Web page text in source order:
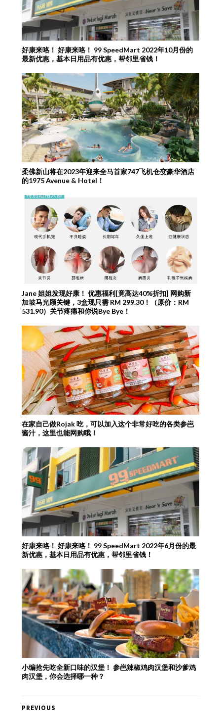
好康来咯！ 好康来咯！ 99 SpeedMart 2022年10月份的
最新优惠，基本日用品有优惠，帮邻里省钱！
柔佛新山将在2023年迎来全马首家747飞机仓变豪华酒店
的1975 Avenue & Hotel！
Jane 姐姐发现好康！ 优惠福利[竟高达40%折扣] 网购新
加坡马光顾关键，3盒现只需 RM 299.30！（原价：RM
531.90）关节疼痛和你说Bye Bye！
在家自己做Rojak 吃，可以加入这个非常好吃的各类参岜
酱汁，这里也能网购哦！
好康来咯！ 好康来咯！ 99 SpeedMart 2022年6月份的最
新优惠，基本日用品有优惠，帮邻里省钱！
小编抢先吃全新口味的汉堡！ 参岜辣椒鸡肉汉堡和沙爹鸡
肉汉堡，你会选择哪一种？
PREVIOUS